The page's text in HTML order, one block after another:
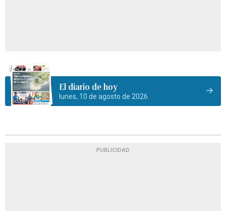
El diario de hoy
lunes, 10 de agosto de 2026
PUBLICIDAD